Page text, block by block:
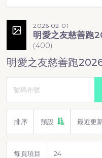
2026-02-01
明愛之友慈善跑
(400)
明愛之友慈善跑
排序 預設 最近更
每頁項目